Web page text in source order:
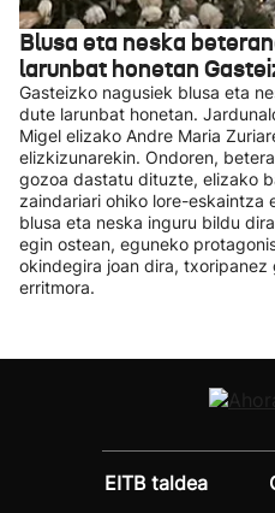
Blusa eta neska
larunbat honetan
Gasteizko nagusiek blusa eta
dute larunbat honetan.
Migel elizako Andre Maria
elizkizunarekin. Ondoren,
gozoa dastatu dituzte, elizako
zaindariari ohiko lore-eskaintza
blusa eta neska inguru bildu
egin ostean, eguneko
okindegira joan dira,
erritmora.
EITB taldea